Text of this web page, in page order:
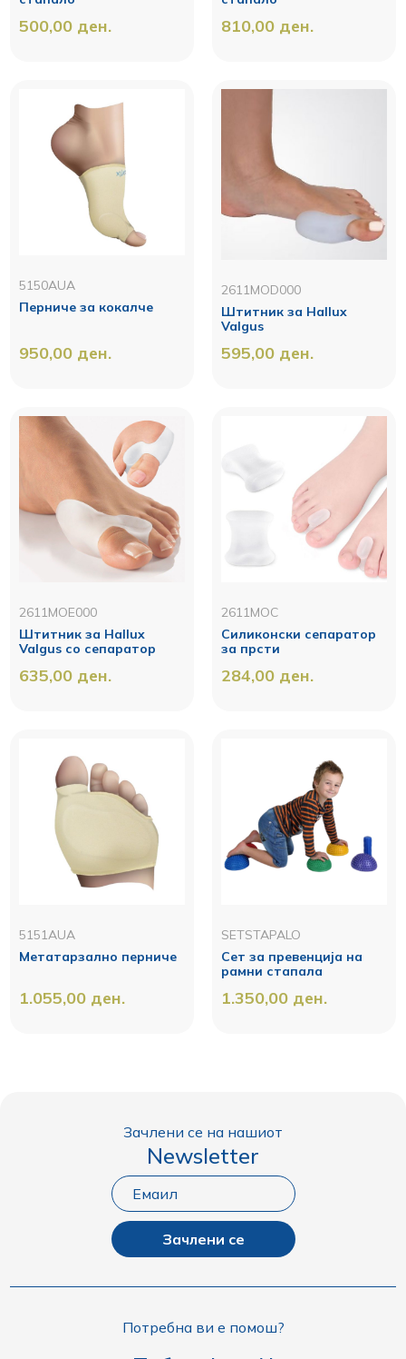
500,00 ден. 810,00 ден.
5150AUA
Перниче за кокалче
950,00 ден.
2611MOD000
Штитник за Hallux
Valgus
595,00 ден.
2611MOE000
Штитник за Hallux
Valgus со сепаратор
635,00 ден.
2611MOC
Силиконски сепаратор
за прсти
284,00 ден.
5151AUA
Метатарзално перниче
1.055,00 ден.
SETSTAPALO
Сет за превенција на
рамни стапала
1.350,00 ден.
Зачлени се на нашиот
Newsletter
Зачлени се
Потребна ви е помош?